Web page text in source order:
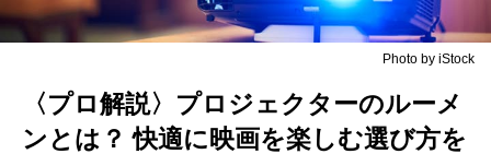
Photo by iStock
〈プロ解説〉プロジェクターのルーメ
ンとは？ 快適に映画を楽しむ選び方を